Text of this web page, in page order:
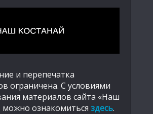
и перепечатка
ограничена. С условиями
материалов сайта «Наш
можно ознакомиться здесь.